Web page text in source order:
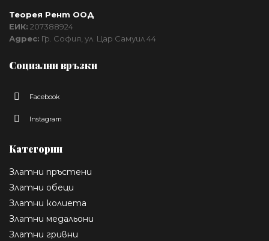
Теорея Рент ООД
ЕИК: 207388924
Адрес: Гр. София, ул. Цар Самуил 44
Социални връзки
Facebook
Instagram
Категории
Златни пръстени
Златни обеци
Златни колиета
Златни медальони
Златни гривни